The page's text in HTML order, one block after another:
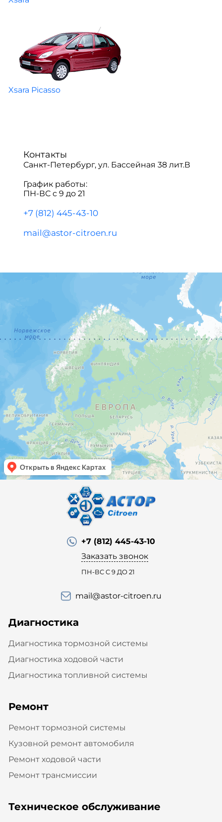
Xsara Picasso
Контакты
Санкт-Петербург, ул. Бассейная 38 лит.В
График работы:
ПН-ВС с 9 до 21
+7 (812) 445-43-10
mail@astor-citroen.ru
+7 (812) 445-43-10
Заказать звонок
ПН-ВС С 9 ДО 21
mail@astor-citroen.ru
Диагностика
Диагностика тормозной системы
Диагностика ходовой части
Диагностика топливной системы
Ремонт
Ремонт тормозной системы
Кузовной ремонт автомобиля
Ремонт ходовой части
Ремонт трансмиссии
Техническое обслуживание